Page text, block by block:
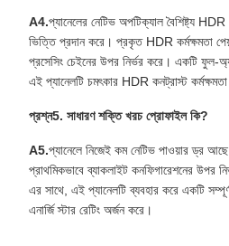
A4.প্যানেলের নেটিভ অপটিক্যাল বৈশিষ্ট্য
ভিত্তি প্রদান করে। প্রকৃত HDR কর্মক্ষমতা
প্রসেসিং চেইনের উপর নির্ভর করে। একটি ফুল-
এই প্যানেলটি চমৎকার HDR কনট্রাস্ট
প্রশ্ন5. সাধারণ শক্তি খরচ প্রোফাইল কি?
A5.প্যানেলে নিজেই কম নেটিভ পাওয়ার ড্র
প্রাথমিকভাবে ব্যাকলাইট কনফিগারেশনের উপর
এর সাথে, এই প্যানেলটি ব্যবহার করে একটি
এনার্জি স্টার রেটিং অর্জন করে।